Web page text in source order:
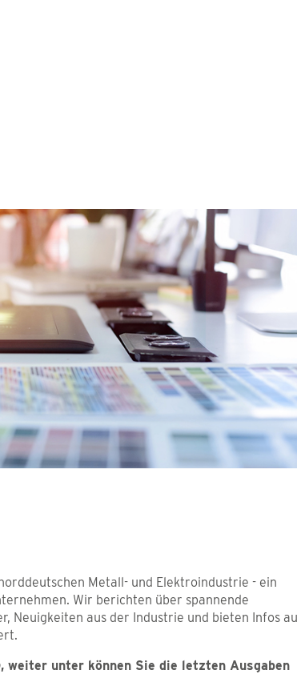
Metall- und Elektroindustrie - ein
Wir berichten über spannende
aus der Industrie und bieten Infos
, weiter unter können Sie die letzten Ausgaben